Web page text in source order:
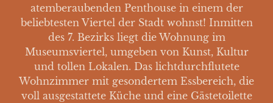
atemberaubenden Penthouse in einem der
beliebtesten Viertel der Stadt wohnst! Inmitten
des 7. Bezirks liegt die Wohnung im
Museumsviertel, umgeben von Kunst, Kultur
und tollen Lokalen. Das lichtdurchflutete
Wohnzimmer mit gesondertem Essbereich, die
voll ausgestattete Küche und eine Gästetoilette